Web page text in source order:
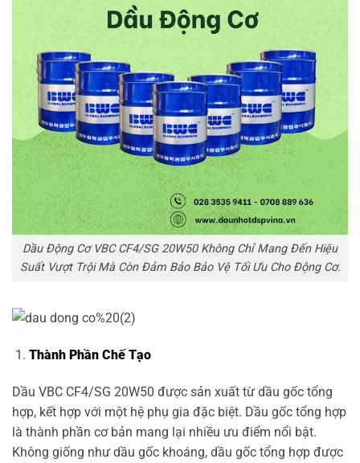
Dầu Động Cơ VBC CF4/SG 20W50 Không Chỉ Mang Đến Hiệu
Suất Vượt Trội Mà Còn Đảm Bảo Bảo Vệ Tối Ưu Cho Động Cơ.
Thành Phần Chế Tạo
Dầu VBC CF4/SG 20W50 được sản xuất từ dầu gốc tổng
hợp, kết hợp với một hệ phụ gia đặc biệt. Dầu gốc tổng hợp
là thành phần cơ bản mang lại nhiều ưu điểm nổi bật.
Không giống như dầu gốc khoáng, dầu gốc tổng hợp được